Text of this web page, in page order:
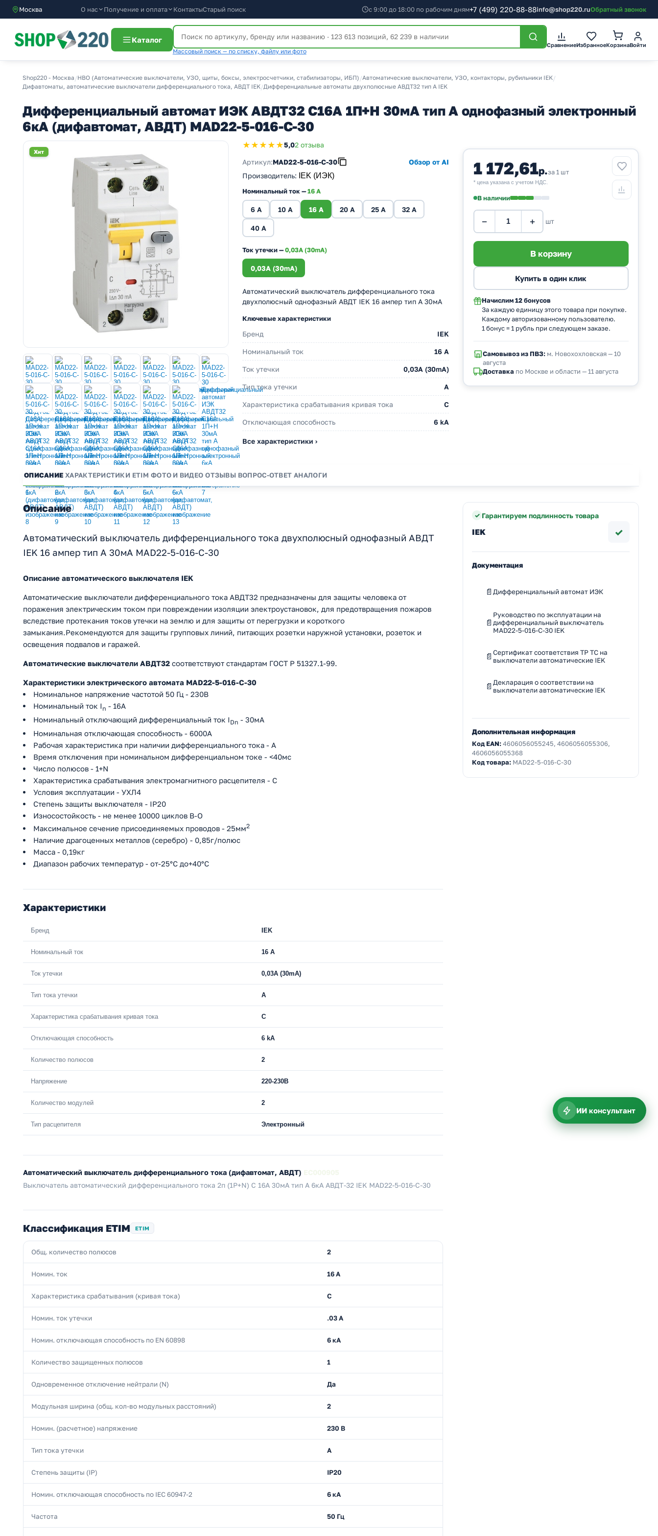
Москва О нас Получение и оплата КонтактыСтарый поиск с 9:00 до 18:00 по рабочим дням+7 (499) 220-88-88info@shop220.ruОбратный звонок
Каталог
Массовый поиск — по списку, файлу или фото
СравнениеИзбранноеКорзинаВойти
Shop220 - Москва /НВО (Автоматические выключатели, УЗО, щиты, боксы, электросчетчики, стабилизаторы, ИБП) /Автоматические выключатели, УЗО, контакторы, рубильники IEK/
Дифавтоматы, автоматические выключатели дифференциального тока, АВДТ IEK/Дифференциальные автоматы двухполюсные АВДТ32 тип А IEK
Дифференциальный автомат ИЭК АВДТ32 C16А 1П+Н 30мА тип А однофазный электронный
6кА (дифавтомат, АВДТ) MAD22-5-016-C-30
Хит
★★★★★5,02 отзыва
Артикул:MAD22-5-016-C-30
Обзор от AI
Производитель: IEK (ИЭК)
Номинальный ток —16 А
6 А 10 А 16 А 20 А 25 А 32 А
40 А
Ток утечки —0,03A (30mA)
0,03A (30mA)
Автоматический выключатель дифференциального тока
двухполюсный однофазный АВДТ IEK 16 ампер тип А 30мА
Ключевые характеристики
Бренд IEK
Номинальный ток 16 А
Ток утечки 0,03A (30mA)
Тип тока утечки A
Характеристика срабатывания кривая тока C
Отключающая способность 6 kA
Все характеристики ›
1 172,61р.за 1 шт
* цена указана с учетом НДС.
В наличии
− + шт
Начислим 12 бонусов
За каждую единицу этого товара при покупке.
Каждому авторизованному пользователю.
1 бонус = 1 рубль при следующем заказе.
Самовывоз из ПВЗ:м. Новохохловская — 10
августа
Доставка по Москве и области — 11 августа
ОПИСАНИЕ ХАРАКТЕРИСТИКИ ETIM ФОТО И ВИДЕО ОТЗЫВЫ ВОПРОС-ОТВЕТ АНАЛОГИ
Описание
Автоматический выключатель дифференциального тока двухполюсный однофазный АВДТ
IEK 16 ампер тип А 30мА MAD22-5-016-C-30
Описание автоматического выключателя IEK
Автоматические выключатели дифференциального тока АВДТ32 предназначены для защиты человека от
поражения электрическим током при повреждении изоляции электроустановок, для предотвращения пожаров
вследствие протекания токов утечки на землю и для защиты от перегрузки и короткого
замыкания.Рекомендуются для защиты групповых линий, питающих розетки наружной установки, розеток и
освещения подвалов и гаражей.
Автоматические выключатели АВДТ32 соответствуют стандартам ГОСТ Р 51327.1-99.
Характеристики электрического автомата MAD22-5-016-С-30
Номинальное напряжение частотой 50 Гц - 230В
Номинальный ток I n - 16А
Номинальный отключающий дифференциальный ток I Dn - 30мА
Номинальная отключающая способность - 6000А
Рабочая характеристика при наличии дифференциального тока - А
Время отключения при номинальном дифференциальном токе - <40мс
Число полюсов - 1+N
Характеристика срабатывания электромагнитного расцепителя - С
Условия эксплуатации - УХЛ4
Степень защиты выключателя - IP20
Износостойкость - не менее 10000 циклов В-О
Максимальное сечение присоединяемых проводов - 25мм2
Наличие драгоценных металлов (серебро) - 0,85г/полюс
Масса - 0,19кг
Диапазон рабочих температур - от-25°С до+40°С
Характеристики
Бренд IEK
Номинальный ток 16 А
Ток утечки 0,03A (30mA)
Тип тока утечки A
Характеристика срабатывания кривая тока C
Отключающая способность 6 kA
Количество полюсов 2
Напряжение 220-230В
Количество модулей 2
Тип расцепителя Электронный
Автоматический выключатель дифференциального тока (дифавтомат, АВДТ)
Выключатель автоматический дифференциального тока 2п (1P+N) C 16А 30мА тип A 6кА АВДТ-32 IEK MAD22-5-016-C-30
Классификация ETIM ETIM
Общ. количество полюсов 2
Номин. ток 16 А
Характеристика срабатывания (кривая тока) C
Номин. ток утечки .03 А
Номин. отключающая способность по EN 60898 6 кА
Количество защищенных полюсов 1
Одновременное отключение нейтрали (N) Да
Модульная ширина (общ. кол-во модульных расстояний) 2
Номин. (расчетное) напряжение 230 В
Тип тока утечки A
Степень защиты (IP) IP20
Номин. отключающая способность по IEC 60947-2 6 кА
Частота 50 Гц
Гарантируем подлинность товара
IEK ✓
Документация
Дифференциальный автомат ИЭК
Руководство по эксплуатации на
дифференциальный выключатель
MAD22-5-016-C-30 IEK
Сертификат соответствия ТР ТС на
выключатели автоматические IEK
Декларация о соответствии на
выключатели автоматические IEK
Дополнительная информация
Код EAN:4606056055245, 4606056055306,
4606056055368
Код товара: MAD22-5-016-C-30
ИИ консультант